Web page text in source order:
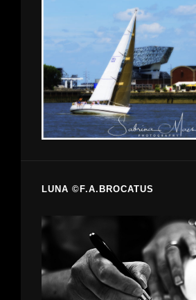
LUNA ©F.A.BROCATUS